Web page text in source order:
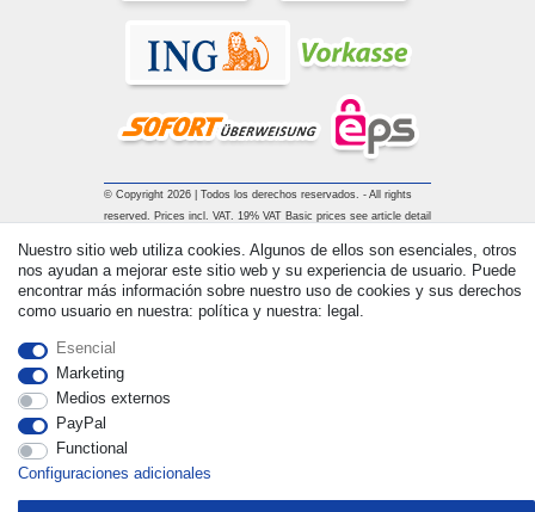
© Copyright 2026 | Todos los derechos reservados. - All rights
reserved. Prices incl. VAT. 19% VAT Basic prices see article detail
Nuestro sitio web utiliza cookies. Algunos de ellos son esenciales, otros
nos ayudan a mejorar este sitio web y su experiencia de usuario. Puede
encontrar más información sobre nuestro uso de cookies y sus derechos
como usuario en nuestra: política y nuestra: legal.
Esencial
Marketing
Medios externos
PayPal
Functional
Configuraciones adicionales
Withdraw from contract here Contacto